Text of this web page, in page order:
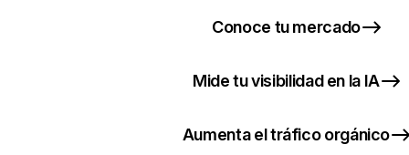
Conoce tu mercado
Mide tu visibilidad en la IA
Aumenta el tráfico orgánico